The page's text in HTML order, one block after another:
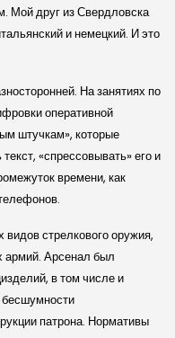
Мой друг из Свердловска
и немецкий. И это
На занятиях по
оперативной
штучкам», которые
«спрессовывать» его и
времени, как
видов стрелкового оружия,
армий. Арсенал был
в том числе и
патрона. Нормативы